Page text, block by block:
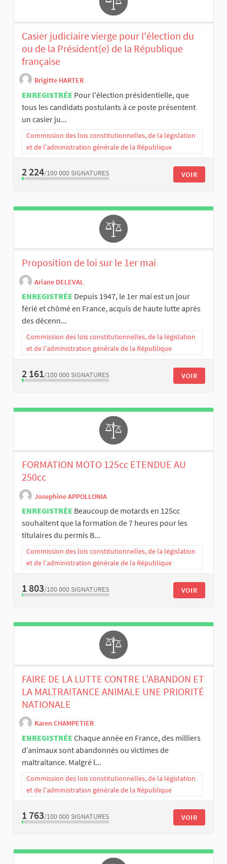
Casier judiciaire vierge pour l'élection du
ou de la Président(e) de la République
française
Brigitte HARTER
ENREGISTRÉE Pour l'élection présidentielle, que
tous les candidats postulants à ce poste présentent
un casier ju...
Commission des lois constitutionnelles, de la législation
et de l’administration générale de la République
2 224/100 000 SIGNATURES VOIR
Proposition de loi sur le 1er mai
Ariane DELEVAL
ENREGISTRÉE Depuis 1947, le 1er mai est un jour
férié et chômé en France, acquis de haute lutte après
des décenn...
Commission des lois constitutionnelles, de la législation
et de l’administration générale de la République
2 161/100 000 SIGNATURES VOIR
FORMATION MOTO 125cc ETENDUE AU
250cc
Josephine APPOLLONIA
ENREGISTRÉE Beaucoup de motards en 125cc
souhaitent que la formation de 7 heures pour les
titulaires du permis B...
Commission des lois constitutionnelles, de la législation
et de l’administration générale de la République
1 803/100 000 SIGNATURES VOIR
FAIRE DE LA LUTTE CONTRE L’ABANDON ET
LA MALTRAITANCE ANIMALE UNE PRIORITÉ
NATIONALE
Karen CHAMPETIER
ENREGISTRÉE Chaque année en France, des milliers
d’animaux sont abandonnés ou victimes de
maltraitance. Malgré l...
Commission des lois constitutionnelles, de la législation
et de l’administration générale de la République
1 763/100 000 SIGNATURES VOIR